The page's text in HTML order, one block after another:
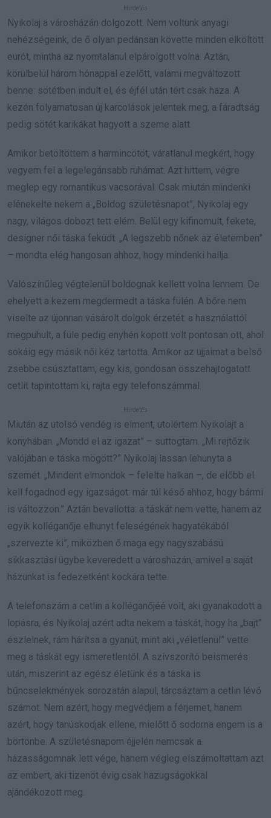
Nyikolaj a városházán dolgozott. Nem voltunk anyagi
nehézségeink, de ő olyan pedánsan követte minden elköltött
eurót, mintha az nyomtalanul elpárolgott volna. Aztán,
körülbelül három hónappal ezelőtt, valami megváltozott
benne: sötétben indult el, és éjfél után tért csak haza. A
kezén folyamatosan új karcolások jelentek meg, a fáradtság
pedig sötét karikákat hagyott a szeme alatt.
Amikor betöltöttem a harmincötöt, váratlanul megkért, hogy
vegyem fel a legelegánsabb ruhámat. Azt hittem, végre
meglep egy romantikus vacsorával. Csak miután mindenki
elénekelte nekem a „Boldog születésnapot”, Nyikolaj egy
nagy, világos dobozt tett elém. Belül egy kifinomult, fekete,
designer női táska feküdt. „A legszebb nőnek az életemben”
– mondta elég hangosan ahhoz, hogy mindenki hallja.
Valószínűleg végtelenül boldognak kellett volna lennem. De
ehelyett a kezem megdermedt a táska fülén. A bőre nem
viselte az újonnan vásárolt dolgok érzetét: a használattól
megpuhult, a füle pedig enyhén kopott volt pontosan ott, ahol
sokáig egy másik női kéz tartotta. Amikor az ujjaimat a belső
zsebbe csúsztattam, egy kis, gondosan összehajtogatott
cetlit tapintottam ki, rajta egy telefonszámmal.
Miután az utolsó vendég is elment, utolértem Nyikolajt a
konyhában. „Mondd el az igazat” – suttogtam. „Mi rejtőzik
valójában e táska mögött?” Nyikolaj lassan lehunyta a
szemét. „Mindent elmondok – felelte halkan –, de előbb el
kell fogadnod egy igazságot: már túl késő ahhoz, hogy bármi
is változzon.” Aztán bevallotta: a táskát nem vette, hanem az
egyik kolléganője elhunyt feleségének hagyatékából
„szervezte ki”, miközben ő maga egy nagyszabású
sikkasztási ügybe keveredett a városházán, amivel a saját
házunkat is fedezetként kockára tette.
A telefonszám a cetlin a kolléganőjéé volt, aki gyanakodott a
lopásra, és Nyikolaj azért adta nekem a táskát, hogy ha „bajt”
észlelnek, rám hárítsa a gyanút, mint aki „véletlenül” vette
meg a táskát egy ismeretlentől. A szívszorító beismerés
után, miszerint az egész életünk és a táska is
bűncselekmények sorozatán alapul, tárcsáztam a cetlin lévő
számot. Nem azért, hogy megvédjem a férjemet, hanem
azért, hogy tanúskodjak ellene, mielőtt ő sodorna engem is a
börtönbe. A születésnapom éjjelén nemcsak a
házasságomnak lett vége, hanem végleg elszámoltattam azt
az embert, aki tizenöt évig csak hazugságokkal
ajándékozott meg.